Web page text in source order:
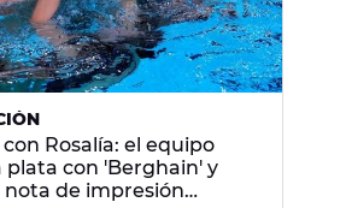
Rosalía: el equipo
con 'Berghain' y
de impresión